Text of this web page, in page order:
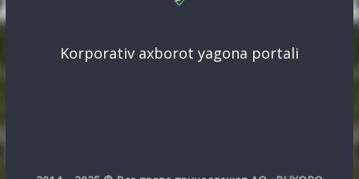
Korporativ axborot yagona portali